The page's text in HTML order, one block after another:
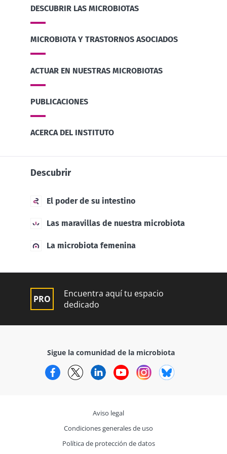
DESCUBRIR LAS MICROBIOTAS
MICROBIOTA Y TRASTORNOS ASOCIADOS
ACTUAR EN NUESTRAS MICROBIOTAS
PUBLICACIONES
ACERCA DEL INSTITUTO
Descubrir
El poder de su intestino
Las maravillas de nuestra microbiota
La microbiota femenina
Encuentra aquí tu espacio
dedicado
Sigue la comunidad de la microbiota
FacebookTwitterLinkedInYouTubeInstagram
Aviso legal
Condiciones generales de uso
Política de protección de datos